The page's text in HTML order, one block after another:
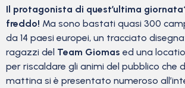
Il protagonista di quest’ultima
freddo! Ma sono bastati quasi 300
da 14 paesi europei, un tracciato
ragazzi del Team Giomas ed una
per riscaldare gli animi del pubblico che
mattina si è presentato numeroso